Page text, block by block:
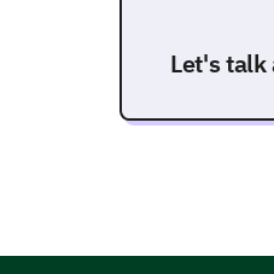
Let's
Your
1-